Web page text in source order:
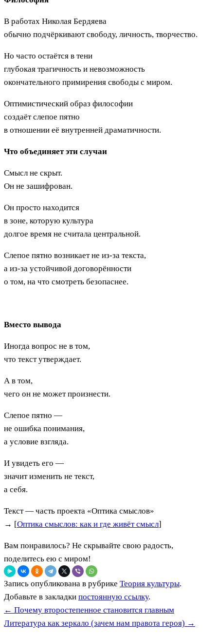
В работах Николая Бердяева
обычно подчёркивают свободу, личность, творчество.
Но часто остаётся в тени
глубокая трагичность и невозможность
окончательного примирения свободы с миром.
Оптимистический образ философии
создаёт слепое пятно
в отношении её внутренней драматичности.
Что объединяет эти случаи
Смысл не скрыт.
Он не зашифрован.
Он просто находится
в зоне, которую культура
долгое время не считала центральной.
Слепое пятно возникает не из-за текста,
а из-за устойчивой договорённости
о том, на что смотреть безопаснее.
Вместо вывода
Иногда вопрос не в том,
что текст утверждает.
А в том,
чего он не может произнести.
Слепое пятно —
не ошибка понимания,
а условие взгляда.
И увидеть его —
значит изменить не текст,
а себя.
Текст — часть проекта «Оптика смыслов»
→ [Оптика смыслов: как и где живёт смысл]
Вам понравилось? Не скрывайте свою радость,
поделитесь ею с миром!
Запись опубликована в рубрике Теория культуры.
Добавьте в закладки постоянную ссылку.
← Почему второстепенное становится главным
Литература как зеркало (зачем нам правота героя) →